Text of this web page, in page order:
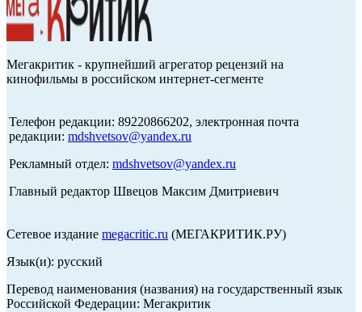
Мегакритик - крупнейший агрегатор рецензий на
кинофильмы в российском интернет-сегменте
Телефон редакции: 89220866202, электронная почта
редакции: mdshvetsov@yandex.ru
Рекламный отдел: mdshvetsov@yandex.ru
Главный редактор Швецов Максим Дмитриевич
Сетевое издание megacritic.ru (МЕГАКРИТИК.РУ)
Язык(и): русский
Перевод наименования (названия) на государственный язык
Российской Федерации: Мегакритик